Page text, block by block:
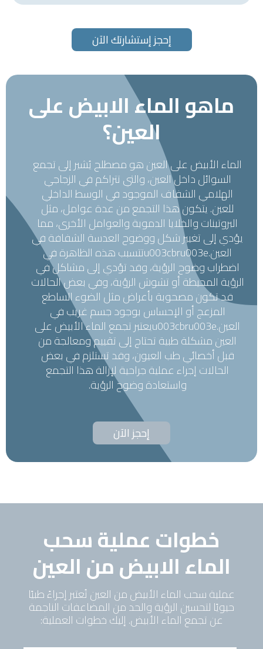
إحجز إستشارتك الآن
ماهو الماء الابيض على
العين؟
الماء الأبيض على العين هو مصطلح يُشير إلى تجمع
السوائل داخل العين، والتي تتراكم في الزجاجي
الهلامي الشفاف الموجود في الوسط الداخلي
للعين. يتكون هذا التجمع من عدة عوامل، مثل
البروتينات والخلايا الدموية والعوامل الأخرى، مما
يؤدي إلى تغيير شكل ووضوح العدسة الشفافة في
العين.u003cbru003eتتسبب هذه الظاهرة في
اضطراب وضوح الرؤية، وقد تؤدي إلى مشاكل في
الرؤية المحيطة أو تشوش الرؤية، وفي بعض الحالات
قد تكون مصحوبة بأعراض مثل الضوء الساطع
المزعج أو الإحساس بوجود جسم غريب في
العين.u003cbru003eيعتبر تجمع الماء الأبيض على
العين مشكلة طبية تحتاج إلى تقييم ومعالجة من
قبل أخصائي طب العيون، وقد تستلزم في بعض
الحالات إجراء عملية جراحية لإزالة هذا التجمع
واستعادة وضوح الرؤية.
إحجز الآن
خطوات عملية سحب
الماء الابيض من العين
عملية سحب الماء الأبيض من العين تُعتبر إجراءً طبيًا
حيويًا لتحسين الرؤية والحد من المضاعفات الناجمة
عن تجمع الماء الأبيض. إليك خطوات العملية: